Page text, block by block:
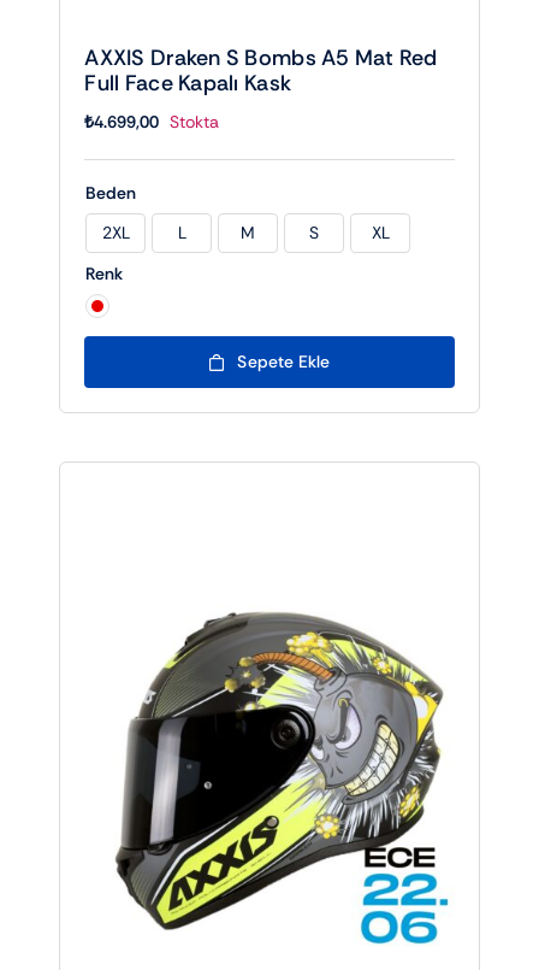
AXXIS Draken S Bombs A5 Mat Red
Full Face Kapalı Kask
₺4.699,00 Stokta
Beden
2XL L M S
XL
Renk
Sepete Ekle